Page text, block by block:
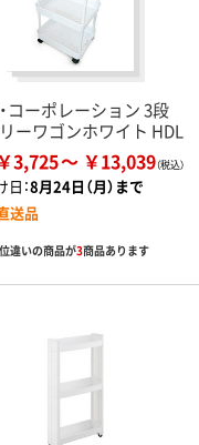
コーポレーション 3段
ーワゴンホワイト HDL
3,725 ￥13,039
：8月24日（月）まで
送品
違いの商品が3商品あります